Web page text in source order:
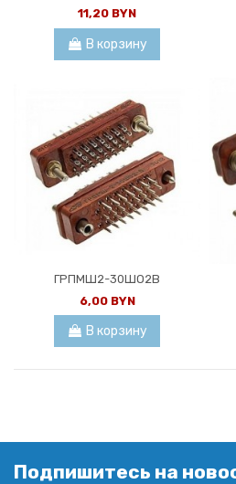
11,20 BYN
В корзину
ГРПМШ2-30ШО2В
6,00 BYN
В корзину
Подпишитесь на